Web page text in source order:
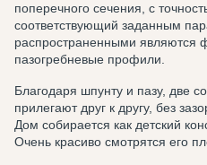
поперечного сечения, с
соответствующий заданным
распространенными являются
пазогребневые профили.
Благодаря шпунту и пазу, две
прилегают друг к другу, без
Дом собирается как детский
Очень красиво смотрятся его